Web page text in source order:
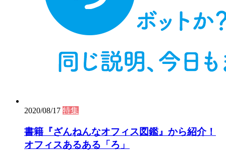
2020/08/17 特集
書籍『ざんねんなオフィス図鑑』から紹介！
オフィスあるある「ろ」